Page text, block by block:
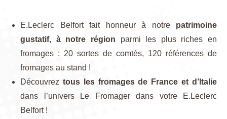
E.Leclerc Belfort fait honneur à notre patrimoine
gustatif, à notre région parmi les plus riches en
fromages : 20 sortes de comtés, 120 références de
fromages au stand !
Découvrez tous les fromages de France et d’Italie
dans l’univers Le Fromager dans votre E.Leclerc
Belfort !